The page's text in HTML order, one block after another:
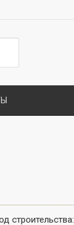
строительства: